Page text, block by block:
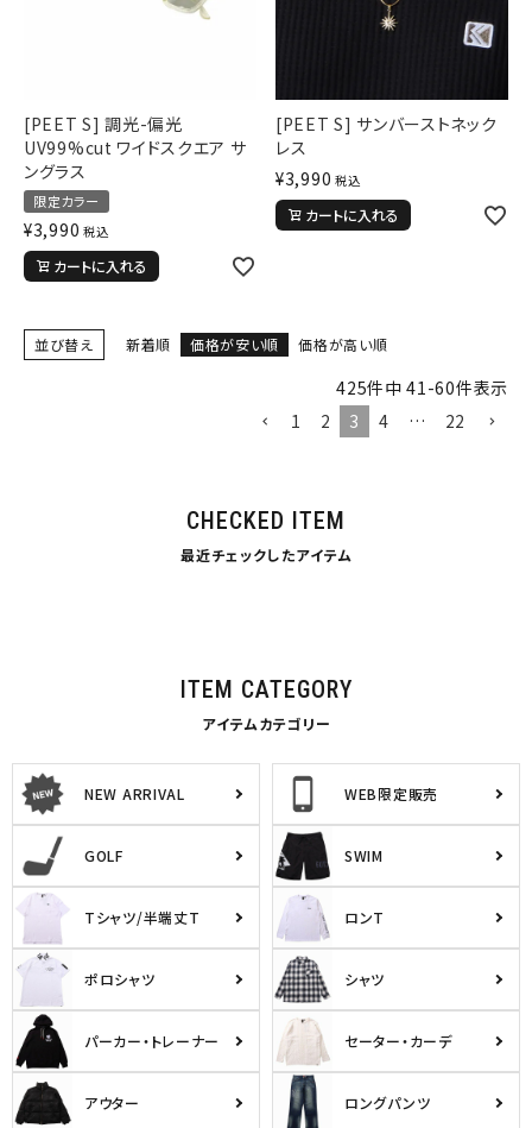
XXXL
29inc
32inc
34inc
36inc
40inc
カラー
絞り込んで検索する
[PEET S] 調光-偏光
UV99%cut ワイドスクエア サ
ングラス
限定カラー
¥3,990 税込
カートに入れる
[PEET S] サンバーストネック
レス
¥3,990 税込
カートに入れる
並び替え 新着順 価格が安い順 価格が高い順
425件中 41-60件表示
1
2 3 4 … 22
CHECKED ITEM
最近チェックしたアイテム
ITEM CATEGORY
アイテムカテゴリー
NEW ARRIVAL WEB限定販売
GOLF SWIM
Tシャツ/半端丈T ロンT
ポロシャツ シャツ
パーカー・トレーナー セーター・カーデ
アウター ロングパンツ